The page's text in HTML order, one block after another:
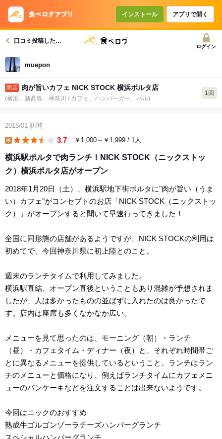
インストール アプリで開く
口コミ投稿したお店一覧
ログイン
muepon
肉が旨いカフェ NICK STOCK 横浜ポルタ店
(横浜、新高島、神奈川 / カフェ、ハンバーガー、バル)
1回
2018/01 訪問
3.7 ￥1,000～￥1,999 / 1人
横浜駅ポルタで肉ランチ！NICK STOCK（ニックストッ
ク）横浜ポルタ店がオープン
2018年1月20日（土）、横浜駅地下街ポルタに"肉が旨い（うま
い）カフェ"がコンセプトのお店「NICK STOCK（ニックストッ
ク）」がオープンすると聞いて早速行ってきました！
全国に同形態の店舗があるようですが、NICK STOCKの利用は
初めてで、今回神奈川県に初上陸とのこと。
週末のランチタイムで利用してみました。
横浜駅直結、オープン直後ということもあり混雑が予想されま
したが、人は多かったものの並ばずに入れたのは良かったで
す。店内は座席も多くなかなか広い。
メニューを見て思ったのは、モーニング（朝）・ランチ
（昼）・カフェタイム・ディナー（夜）と、それぞれ時間帯ご
とに異なるメニューを提供しているということ。ランチはラン
チのメニューと価格になり、例えばランチタイムにカフェメニ
ューのパンケーキなどを注文することは出来ないようです。
今回はニックのおすすめ
熟成牛ゴルゴンゾーラチーズハンバーグランチ
スペシャルハンバーグランチ